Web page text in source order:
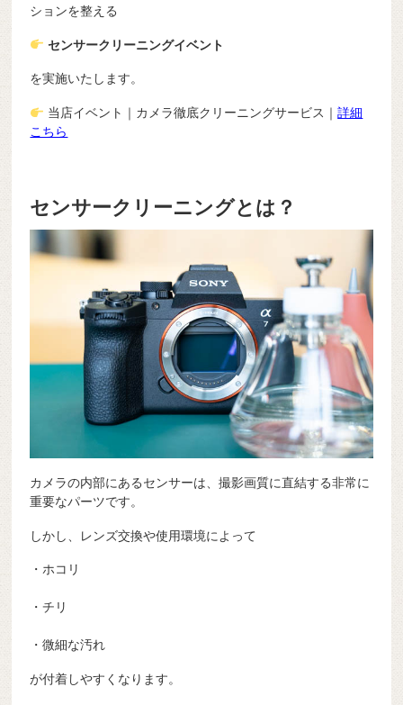
ションを整える
センサークリーニングイベント
を実施いたします。
当店イベント｜カメラ徹底クリーニングサービス｜詳細
こちら
センサークリーニングとは？
カメラの内部にあるセンサーは、撮影画質に直結する非常に
重要なパーツです。
しかし、レンズ交換や使用環境によって
・ホコリ
・チリ
・微細な汚れ
が付着しやすくなります。